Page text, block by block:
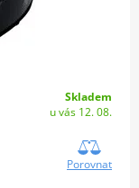
Skladem
u vás 12. 08.
Porovnat